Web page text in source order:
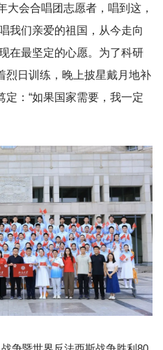
会合唱团志愿者，唱到这，
我们亲爱的祖国，从今走向
在最坚定的心愿。为了科研
烈日训练，晚上披星戴月地补
：“如果国家需要，我一定